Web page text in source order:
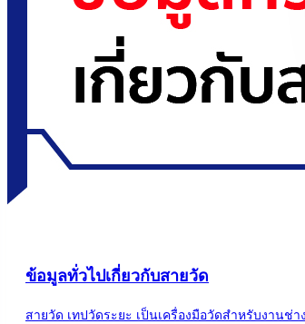
ข้อมูลทั่วไปเกี่ยวกับสายวัด
สายวัด เทปวัดระยะ เป็นเครื่องมือวัดสำหรับงานช่า